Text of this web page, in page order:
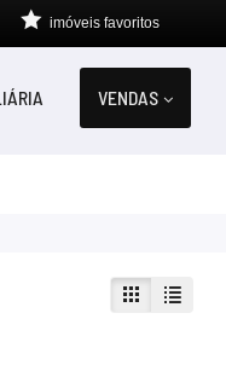
imóveis favoritos
VENDAS